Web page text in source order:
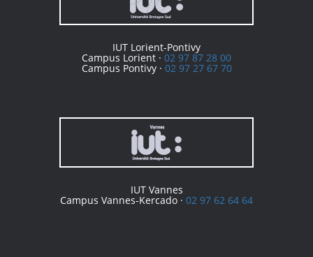
IUT Lorient-Pontivy
Campus Lorient · 02 97 87 28 00
Campus Pontivy · 02 97 27 67 70
IUT Vannes
Campus Vannes-Kercado · 02 97 62 64 64